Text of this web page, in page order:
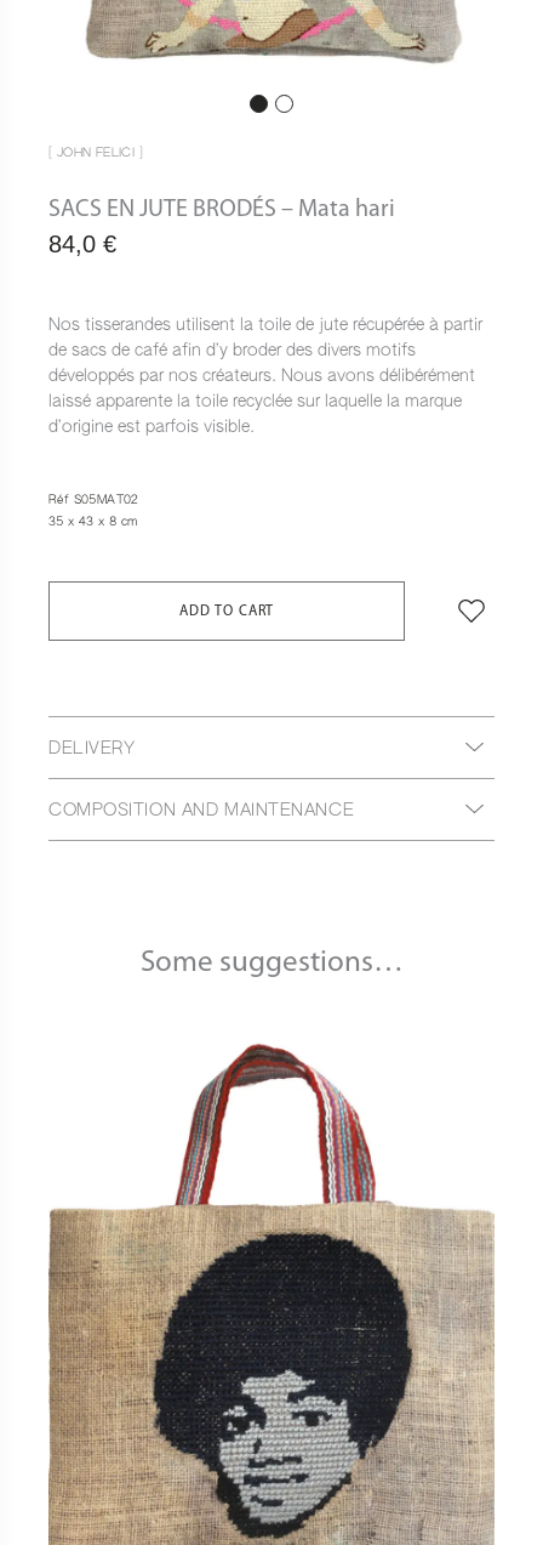
[ JOHN FELICI ]
SACS EN JUTE BRODÉS – Mata hari
84,0 €
Nos tisserandes utilisent la toile de jute récupérée à partir
de sacs de café afin d’y broder des divers motifs
développés par nos créateurs. Nous avons délibérément
laissé apparente la toile recyclée sur laquelle la marque
d’origine est parfois visible.
Réf S05MAT02
35 x 43 x 8 cm
ADD TO CART
DELIVERY
COMPOSITION AND MAINTENANCE
Some suggestions…